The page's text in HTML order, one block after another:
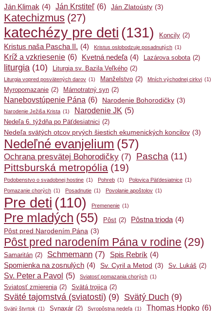
Ján Klimak (4) Ján Krstiteľ (6) Ján Zlatoústy (3)
Katechizmus (27)
katechézy pre deti (131) Koncily (2)
Kristus naša Pascha II. (4) Kristus oslobodzuje posadnutých (1)
Kríž a vzkriesenie (6) Kvetná nedeľa (4) Lazárova sobota (2)
liturgia (10) Liturgia sv. Bazila Veľkého (2)
Liturgia vopred posvätených darov (1) Manželstvo (2) Mních východnej cirkvi (1)
Myropomazanie (2) Márnotratný syn (2)
Nanebovstúpenie Pána (6) Narodenie Bohorodičky (3)
Narodenie Ježiša Krista (1) Narodenie JK (5)
Nedeľa 6. týždňa po Päťdesiatnici (2)
Nedeľa svätých otcov prvých šiestich ekumenických koncilov (3)
Nedeľné evanjelium (57)
Ochrana presvätej Bohorodičky (7) Pascha (11)
Pittsburská metropólia (19)
Podobenstvo o svadobnej hostine (1) Pohreb (1) Polovica Päťdesiatnice (1)
Pomazanie chorých (1) Posadnutie (1) Povolanie apoštolov (1)
Pre deti (110) Premenenie (1)
Pre mladých (55) Pôst (2) Pôstna trioda (4)
Pôst pred Narodením Pána (3)
Pôst pred narodením Pána v rodine (29)
Samaritán (2) Schmemann (7) Spis Rebrík (4)
Spomienka na zosnulých (4) Sv. Cyril a Metod (3) Sv. Lukáš (2)
Sv. Peter a Pavol (5) Sviatosť pomazania chorých (1)
Sviatosť zmierenia (2) Svätá trojica (2)
Sväté tajomstvá (sviatosti) (9) Svätý Duch (9)
Svätý štvrtok (1) Synaxár (2) Syropôstna nedeľa (1) Thomas Hopko (6)